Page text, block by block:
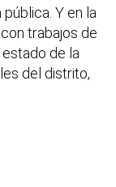
Y en la
trabajos de
de la
del distrito,